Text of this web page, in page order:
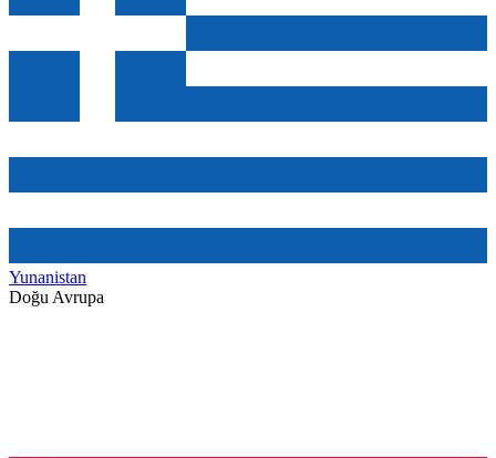
Yunanistan
Doğu Avrupa